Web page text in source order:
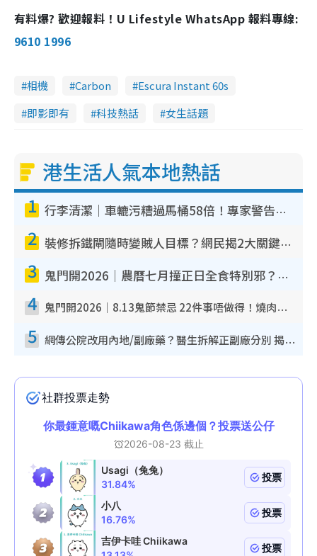
有料爆? 歡迎報料！U Lifestyle WhatsApp 報料專線:
9610 1996
相機 Carbon
Escura Instant 60s
即影即有
科技熱話 女生話題
港生活人氣本地熱話
1 行李清潔｜車轆污糟過馬桶58倍！專家警告忌用酒精抹 教1招免污手除菌
2 裝修拆鐵閘隨時變賊人目標？網民揭2大關鍵用途：裝新式等於白裝？附新舊鐵閘分別
3 鬼門開2026｜農曆七月撞正日全食特別邪？專家警告切忌做一事！揭4大禁忌+2招保平安
4 鬼門開2026｜8.13鬼節禁忌 22件事唔做得！燒肉、刺身要少食？半夜勿吹口哨/打呢個電話
5 網傳公院改用內地/副廠藥？醫生拆解正副廠分別 揭4類人換藥隨時出事